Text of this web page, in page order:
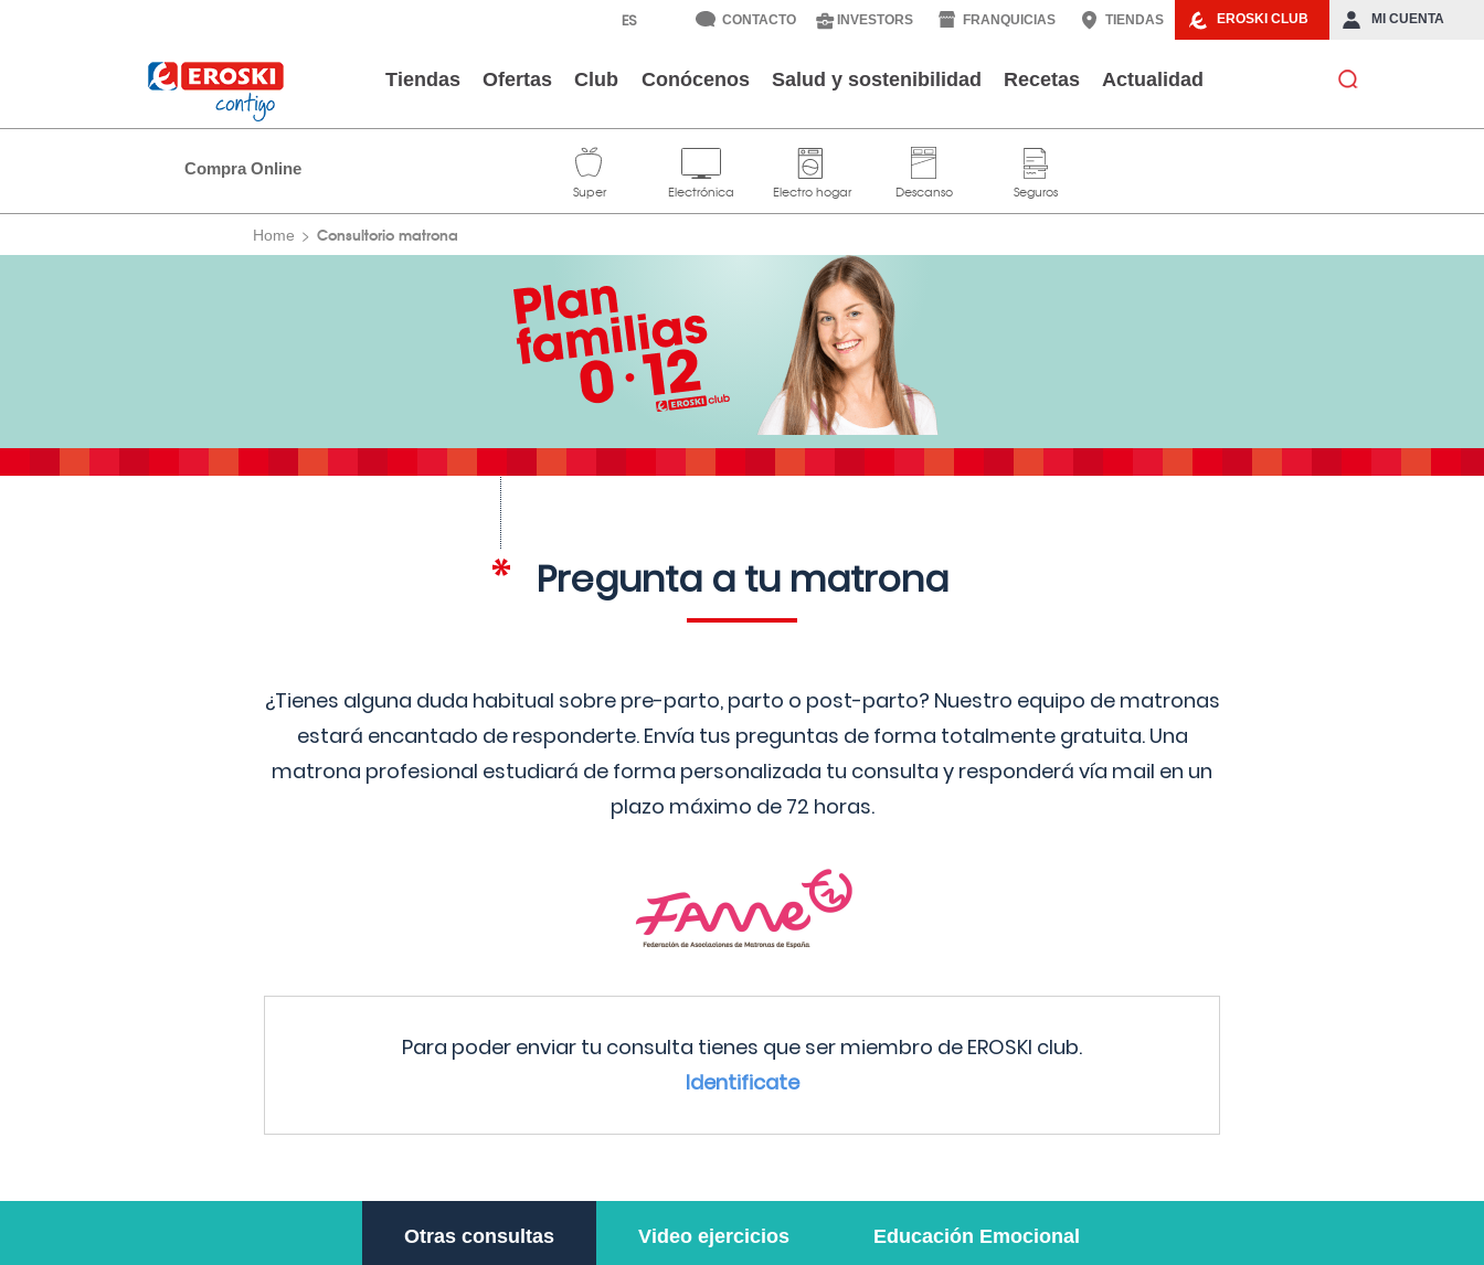
EROSKI CLUB MI CUENTA
CONTACTO INVESTORS FRANQUICIAS TIENDAS
Tiendas Ofertas Club Conócenos Salud y sostenibilidad Recetas Actualidad
Compra Online
Home Consultorio matrona
Pregunta a tu matrona
¿Tienes alguna duda habitual sobre pre-parto, parto o post-parto? Nuestro equipo de matronas
estará encantado de responderte. Envía tus preguntas de forma totalmente gratuita. Una
matrona profesional estudiará de forma personalizada tu consulta y responderá vía mail en un
plazo máximo de 72 horas.
Para poder enviar tu consulta tienes que ser miembro de EROSKI club.
Identificate
Otras consultas Video ejercicios Educación Emocional